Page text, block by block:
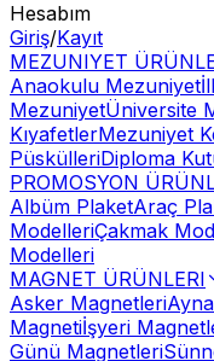
Hesabım
Giriş/Kayıt
MEZUNIYET
Anaokulu Mezuniyet
MezuniyetÜniversite
KıyafetlerMezuniyet
PüskülleriDiploma
PROMOSYON
Albüm PlaketAraç
ModelleriÇakmak
Modelleri
MAGNET ÜRÜNLERI
Asker Magnetleri
Magnetiİşyeri
Günü Magnetleri